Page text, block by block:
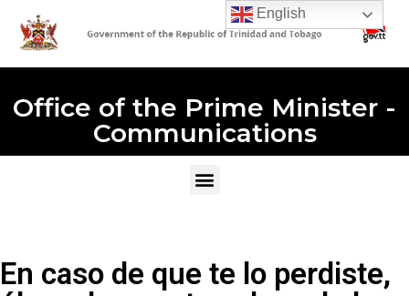
Office of the Prime Minister -
Communications
En caso de que te lo perdiste,
English